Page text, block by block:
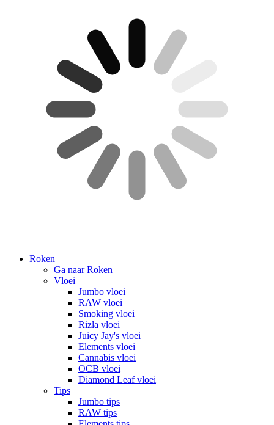
Roken
Ga naar Roken
Vloei
Jumbo vloei
RAW vloei
Smoking vloei
Rizla vloei
Juicy Jay's vloei
Elements vloei
Cannabis vloei
OCB vloei
Diamond Leaf vloei
Tips
Jumbo tips
RAW tips